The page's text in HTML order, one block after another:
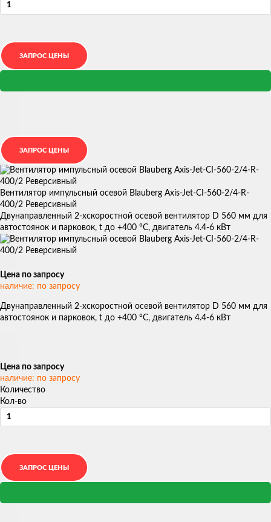
Вентилятор импульсный осевой Blauberg Axis-Jet-CI-560-2/4-R-
400/2 Реверсивный
Двунаправленный 2-хскоростной осевой вентилятор D 560 мм для
автостоянок и парковок, t до +400 °С, двигатель 4.4-6 кВт
Цена по запросу
наличие: по запросу
Двунаправленный 2-хскоростной осевой вентилятор D 560 мм для
автостоянок и парковок, t до +400 °С, двигатель 4.4-6 кВт
Цена по запросу
наличие: по запросу
Количество
Кол-во